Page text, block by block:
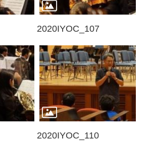
2020IYOC_107
2020IYOC_110